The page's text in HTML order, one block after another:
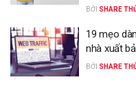
BỞI SHARE
19 mẹo
nhà xuất
BỞI SHARE